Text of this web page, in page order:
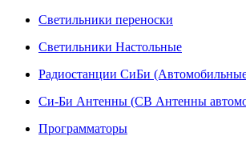
Светильники переноски
Светильники Настольные
Радиостанции СиБи
Си-Би Антенны (СВ Антенны
Программаторы